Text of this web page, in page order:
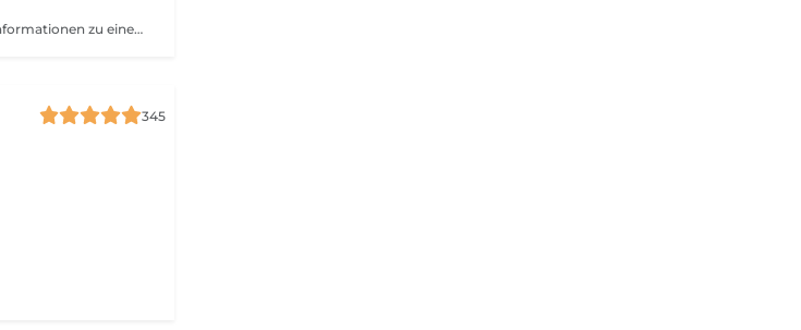
Auf Anfrage (über WhatsApp) werden alle Informationen zu einem Brautstyling zugesendet!
345